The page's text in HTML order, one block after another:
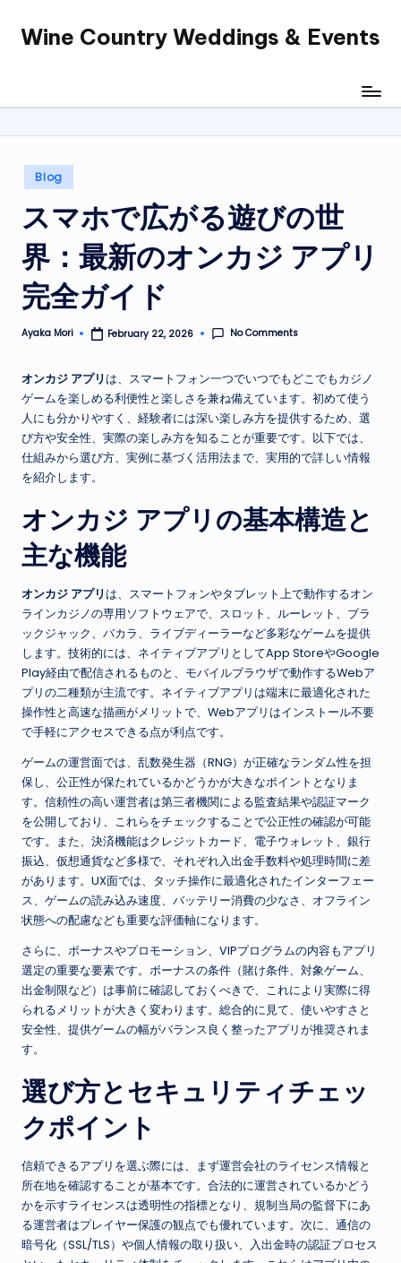
SkipWine Country Weddings & Events
Posted
in
Blog
スマホで広がる遊びの世
界：最新のオンカジ アプリ
完全ガイド
Posted
Ayaka Mori February 22, 2026 No Comments
オンカジ アプリは、スマートフォン一つでいつでもどこでもカジノ
ゲームを楽しめる利便性と楽しさを兼ね備えています。初めて使う
人にも分かりやすく、経験者には深い楽しみ方を提供するため、選
び方や安全性、実際の楽しみ方を知ることが重要です。以下では、
仕組みから選び方、実例に基づく活用法まで、実用的で詳しい情報
を紹介します。
オンカジ アプリの基本構造と
主な機能
オンカジ アプリは、スマートフォンやタブレット上で動作するオン
ラインカジノの専用ソフトウェアで、スロット、ルーレット、ブラ
ックジャック、バカラ、ライブディーラーなど多彩なゲームを提供
します。技術的には、ネイティブアプリとしてApp StoreやGoogle
Play経由で配信されるものと、モバイルブラウザで動作するWebア
プリの二種類が主流です。ネイティブアプリは端末に最適化された
操作性と高速な描画がメリットで、Webアプリはインストール不要
で手軽にアクセスできる点が利点です。
ゲームの運営面では、乱数発生器（RNG）が正確なランダム性を担
保し、公正性が保たれているかどうかが大きなポイントとなりま
す。信頼性の高い運営者は第三者機関による監査結果や認証マーク
を公開しており、これらをチェックすることで公正性の確認が可能
です。また、決済機能はクレジットカード、電子ウォレット、銀行
振込、仮想通貨など多様で、それぞれ入出金手数料や処理時間に差
があります。UX面では、タッチ操作に最適化されたインターフェー
ス、ゲームの読み込み速度、バッテリー消費の少なさ、オフライン
状態への配慮なども重要な評価軸になります。
さらに、ボーナスやプロモーション、VIPプログラムの内容もアプリ
選定の重要な要素です。ボーナスの条件（賭け条件、対象ゲーム、
出金制限など）は事前に確認しておくべきで、これにより実際に得
られるメリットが大きく変わります。総合的に見て、使いやすさと
安全性、提供ゲームの幅がバランス良く整ったアプリが推奨されま
す。
選び方とセキュリティチェッ
クポイント
信頼できるアプリを選ぶ際には、まず運営会社のライセンス情報と
所在地を確認することが基本です。合法的に運営されているかどう
かを示すライセンスは透明性の指標となり、規制当局の監督下にあ
る運営者はプレイヤー保護の観点でも優れています。次に、通信の
暗号化（SSL/TLS）や個人情報の取り扱い、入出金時の認証プロセス